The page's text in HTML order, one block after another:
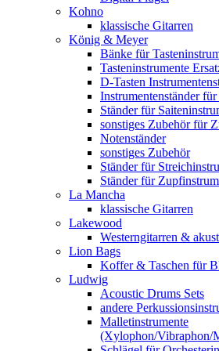
Kohno
klassische Gitarren
König & Meyer
Bänke für
Tasteninstrumente
D-Tasten
Instrumentenständer
Ständer für
sonstiges Zubehör für
Notenständer
sonstiges Zubehör
Ständer für
Ständer für
La Mancha
klassische Gitarren
Lakewood
Westerngitarren &
Lion Bags
Koffer & Taschen für
Ludwig
Acoustic Drums Sets
andere
Malletinstrumente
(Xylophon/Vibraphon/